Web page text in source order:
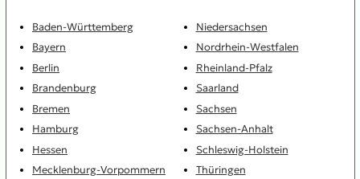
Baden-Württemberg
Bayern
Berlin
Brandenburg
Bremen
Hamburg
Hessen
Mecklenburg-Vorpommern
Niedersachsen
Nordrhein-Westfalen
Rheinland-Pfalz
Saarland
Sachsen
Sachsen-Anhalt
Schleswig-Holstein
Thüringen